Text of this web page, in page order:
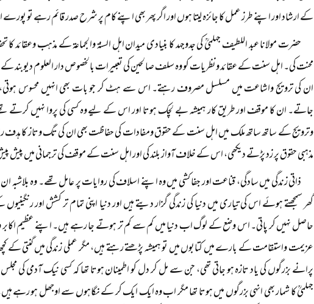
کے ارشاد اور اپنے طرز عمل کا جائزہ لیتا ہوں اور اگر پھر بھی اپنے کام پر شرح صدر قائم رہے تو
حضرت مولانا عبد اللطیف جہلمیؒ کی جدوجہد کا بنیادی میدان اہل السنۃ والجماعۃ کے مذہب
محنت کی۔ اہل سنت کے عقائد ونظریات کو وہ سلف صالحین کی تعبیرات بالخصوص دار العلوم دیوبند کے
ان کی ترویج واشاعت میں مسلسل مصروف رہتے۔ اس سے ہٹ کر جو بات بھی انہیں محسوس
جاتے۔ ان کا موقف اور طریق کار ہمیشہ بے لچک ہوتا اور اس کے لیے وہ کسی کی پروا نہیں
وترویج کے ساتھ ساتھ ملک میں اہل سنت کے حقوق ومفادات کی حفاظت بھی ان کی تگ وتاز کا
مذہبی حقوق پر زد پڑتے دیکھی، اس کے خلاف آواز بلند کی اور اہل سنت کے موقف کی ترجمانی میں
ذاتی زندگی میں سادگی، قناعت اور جفا کشی میں وہ اپنے اسلاف کی روایات پر عامل تھے۔ وہ
گھر سمجھتے ہوئے اس کی تیاری میں دنیا کی زندگی گزار دیتے ہیں اور دنیا اپنی تمام تر کشش اور
حاصل نہیں کر پاتی۔ اس وضع کے لوگ اب دنیا میں کم سے کم تر ہوتے جا رہے ہیں۔ اپنے عظیم اکابر
عزیمت واستقامت کے بارے میں کتابوں میں تو ہمیشہ پڑھتے رہتے ہیں، مگر عملی زندگی میں گنتی کے
پرانے بزرگوں کی یاد تازہ ہو جاتی تھی، جن سے مل کر دل کو اطمینان ہوتا تھا کہ کسی نیک آدمی
جہلمیؒ کا شمار بھی انہی بزرگوں میں ہوتا تھا مگر اب وہ ایک ایک کر کے نگاہوں سے اوجھل ہو رہے